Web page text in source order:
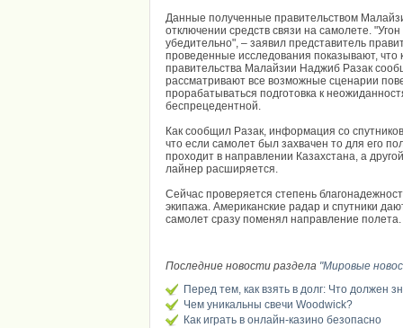
Данные полученные правительством
отключении средств связи на самолете.
убедительно", – заявил представитель
проведенные исследования показывают, что
правительства Малайзии Наджиб Разак
рассматривают все возможные сценарии
прорабатываться подготовка к
беспрецедентной.
Как сообщил Разак, информация со
что если самолет был захвачен то для его
проходит в направлении Казахстана, а
лайнер расширяется.
Сейчас проверяется степень
экипажа. Американские радар и спутники
самолет сразу поменял направление полета.
Последние новости раздела "Мировые
Перед тем, как взять в долг: Что должен
Чем уникальны свечи Woodwick?
Как играть в онлайн-казино безопасно